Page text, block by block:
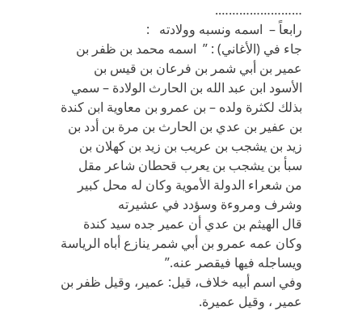
…………………….
رابعاً – اسمه ونسبه وولادته :
جاء في (الأغاني) : ” اسمه محمد بن ظفر بن
عمير بن أبي شمر بن فرعان بن قيس بن
الأسود ابن عبد الله بن الحارث الولادة – سمي
بذلك لكثرة ولده – بن عمرو بن معاوية ابن كندة
بن عفير بن عدي بن الحارث بن مرة بن أدد بن
زيد بن يشجب بن عريب بن زيد بن كهلان بن
سبأ بن يشجب بن يعرب قحطان شاعر مقل
من شعراء الدولة الأموية وكان له محل كبير
وشرف ومروءة وسؤدد في عشيرته
قال الهيثم بن عدي أن عمير جده سيد كندة
وكان عمه عمرو بن أبي شمر ينازع أباه الرياسة
ويساجله فيها فيقصر عنه.”
وفي اسم أبيه خلاف، قيل: عمير، وقيل ظفر بن
عمير ، وقيل عميرة.